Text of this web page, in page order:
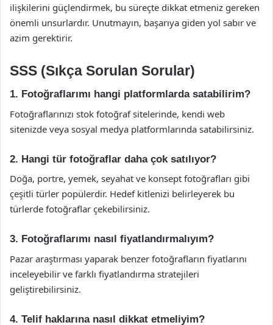
ilişkilerini güçlendirmek, bu süreçte dikkat etmeniz gereken
önemli unsurlardır. Unutmayın, başarıya giden yol sabır ve
azim gerektirir.
SSS (Sıkça Sorulan Sorular)
1. Fotoğraflarımı hangi platformlarda satabilirim?
Fotoğraflarınızı stok fotoğraf sitelerinde, kendi web
sitenizde veya sosyal medya platformlarında satabilirsiniz.
2. Hangi tür fotoğraflar daha çok satılıyor?
Doğa, portre, yemek, seyahat ve konsept fotoğrafları gibi
çeşitli türler popülerdir. Hedef kitlenizi belirleyerek bu
türlerde fotoğraflar çekebilirsiniz.
3. Fotoğraflarımı nasıl fiyatlandırmalıyım?
Pazar araştırması yaparak benzer fotoğrafların fiyatlarını
inceleyebilir ve farklı fiyatlandırma stratejileri
geliştirebilirsiniz.
4. Telif haklarına nasıl dikkat etmeliyim?